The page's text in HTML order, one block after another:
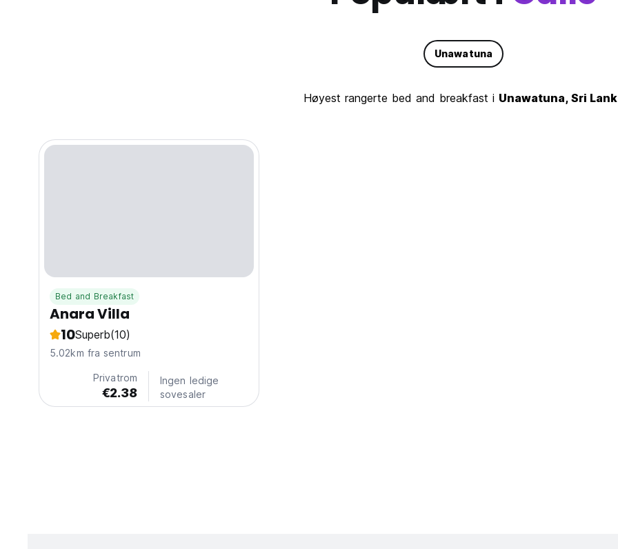
Unawatuna
Høyest rangerte bed and breakfast i Unawatuna, Sri
Bed and Breakfast
Anara Villa
10Superb(10)
5.02km fra sentrum
Privatrom
€2.38
Ingen ledige
sovesaler